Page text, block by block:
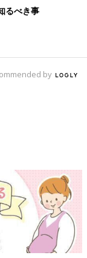
パパの自覚はママ次第
なの!? 立ち会い出産
るべき事
by